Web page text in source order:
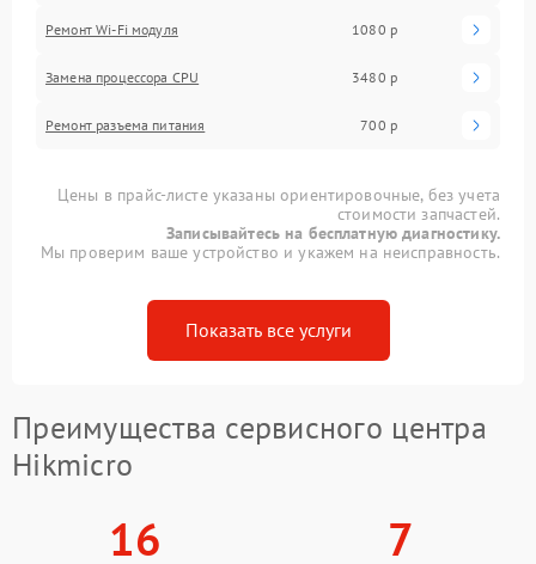
Ремонт Wi-Fi модуля 1080 р
Замена процессора CPU 3480 р
Ремонт разъема питания 700 р
Цены в прайс-листе указаны ориентировочные, без учета
стоимости запчастей.
Записывайтесь на бесплатную диагностику.
Мы проверим ваше устройство и укажем на неисправность.
Показать все услуги
Преимущества сервисного центра
Hikmicro
16 7